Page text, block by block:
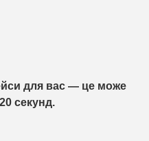
для вас — це може
секунд.